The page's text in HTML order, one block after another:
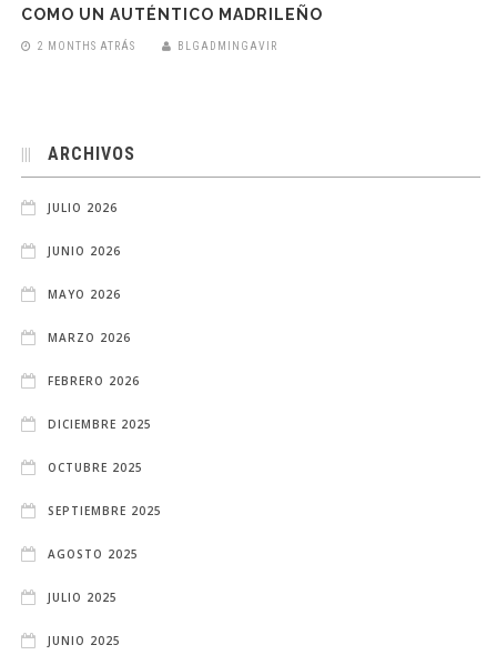
COMO UN AUTÉNTICO MADRILEÑO
2 MONTHS ATRÁS BLGADMINGAVIR
ARCHIVOS
JULIO 2026
JUNIO 2026
MAYO 2026
MARZO 2026
FEBRERO 2026
DICIEMBRE 2025
OCTUBRE 2025
SEPTIEMBRE 2025
AGOSTO 2025
JULIO 2025
JUNIO 2025